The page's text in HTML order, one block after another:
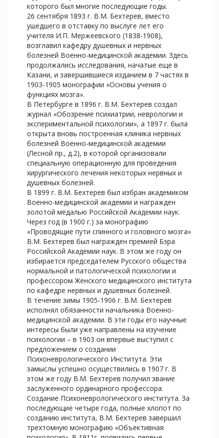
которого был многие последующие годы.
26 сентября 1893 г. В.М. Бехтерев, вместо
ушедшего в отставку по выслуге лет его
учителя И.П. Мержеевского (1838-1908),
возглавил кафедру душевных и нервных
болезней Военно-медицинской академии. Здесь
продолжались исследования, начатые еще в
Казани, и завершившиеся изданием в 7 частях в
1903-1905 монографии «Основы учения о
функциях мозга».
В Петербурге в 1896 г. В.М. Бехтерев создал
журнал «Обозрение психиатрии, неврологии и
экспериментальной психологии», а 1897 г. была
открыта вновь построенная клиника нервных
болезней Военно-медицинской академии
(Лесной пр., д.2), в которой организовали
специальную операционную для проведения
хирургического лечения некоторых нервных и
душевных болезней.
В 1899 г. В.М. Бехтерев был избран академиком
Военно-медицинской академии и награжден
золотой медалью Российской Академии наук.
Через год (в 1900 г.) за монографию
«Проводящие пути спинного и головного мозга»
В.М. Бехтерев был награжден премией Бэра
Российской Академии наук. В этом же году он
избирается председателем Русского общества
нормальной и патологической психологии и
профессором Женского медицинского института
по кафедре нервных и душевных болезней.
В течение зимы 1905-1906 г. В.М. Бехтерев
исполнял обязанности начальника Военно-
медицинской академии. В эти годы его научные
интересы были уже направлены на изучение
психологии – в 1903 он впервые выступил с
предложением о создании
Психоневрологического Института. Эти
замыслы успешно осуществились в 1907 г. В
этом же году В.М. Бехтерев получил звание
заслуженного ординарного профессора.
Создание Психоневрологического института. За
последующие четыре года, полные хлопот по
созданию института, В.М. Бехтерев завершил
трехтомную монографию «Объективная